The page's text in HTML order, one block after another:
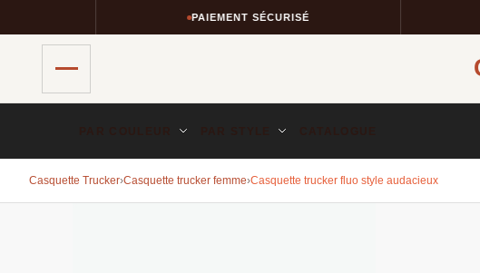
PAIEMENT SÉCURISÉ
Casquette Trucker›Casquette trucker femme›Casquette trucker fluo style audacieux